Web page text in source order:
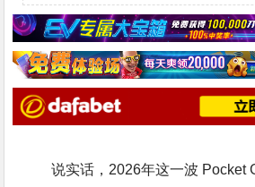
说实话，2026年这一波 Pocket